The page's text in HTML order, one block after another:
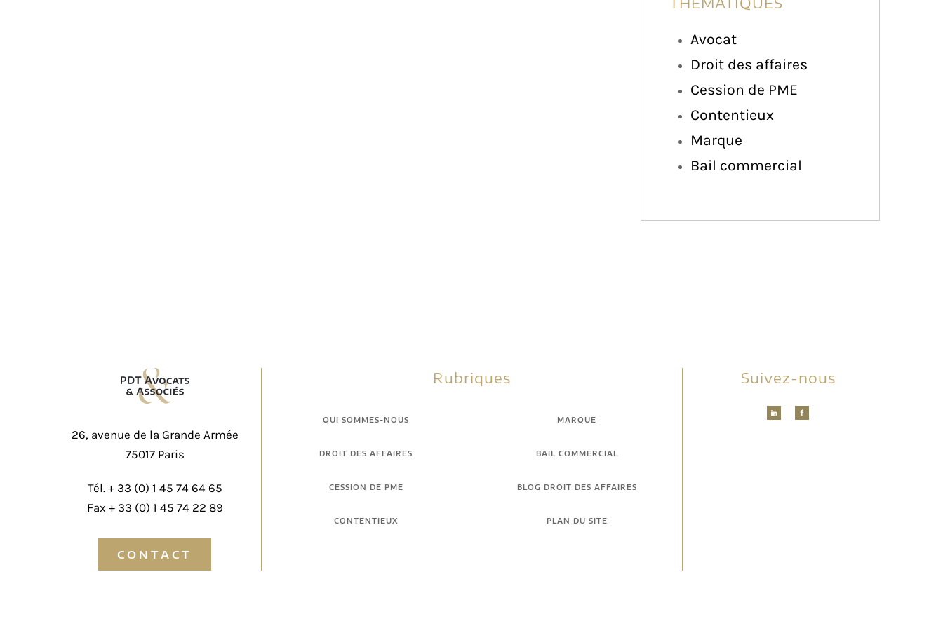
Avocat
Droit des affaires
Cession de PME
Contentieux
Marque
Bail commercial
26, avenue de la Grande Armée
75017 Paris
Tél. + 33 (0) 1 45 74 64 65
Fax + 33 (0) 1 45 74 22 89
CONTACT
Rubriques
QUI SOMMES-NOUS
DROIT DES AFFAIRES
CESSION DE PME
CONTENTIEUX
MARQUE
BAIL COMMERCIAL
BLOG DROIT DES AFFAIRES
PLAN DU SITE
Suivez-nous